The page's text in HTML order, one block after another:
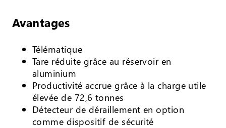
Avantages
Télématique
Tare réduite grâce au réservoir en
aluminium
Productivité accrue grâce à la charge utile
élevée de 72,6 tonnes
Détecteur de déraillement en option
comme dispositif de sécurité